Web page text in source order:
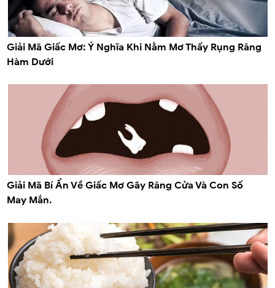
Giải Mã Giấc Mơ: Ý Nghĩa Khi Nằm Mơ Thấy Rụng Răng
Hàm Dưới
Giải Mã Bí Ẩn Về Giấc Mơ Gãy Răng Cửa Và Con Số
May Mắn.